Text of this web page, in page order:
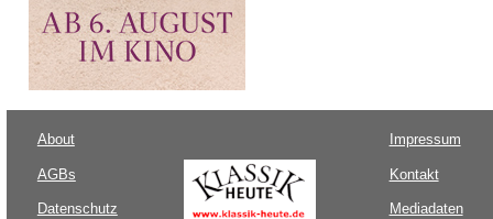
About
AGBs
Datenschutz
Impressum
Kontakt
Mediadaten